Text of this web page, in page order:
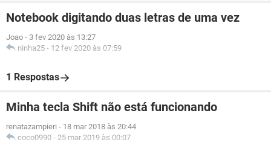
Notebook digitando duas letras de uma vez
Joao - 3 fev 2020 às 13:27
ninha25 - 12 fev 2020 às 07:59
1 Respostas
Minha tecla Shift não está funcionando
renatazampieri - 18 mar 2018 às 20:44
coco0990 - 25 mar 2019 às 00:07